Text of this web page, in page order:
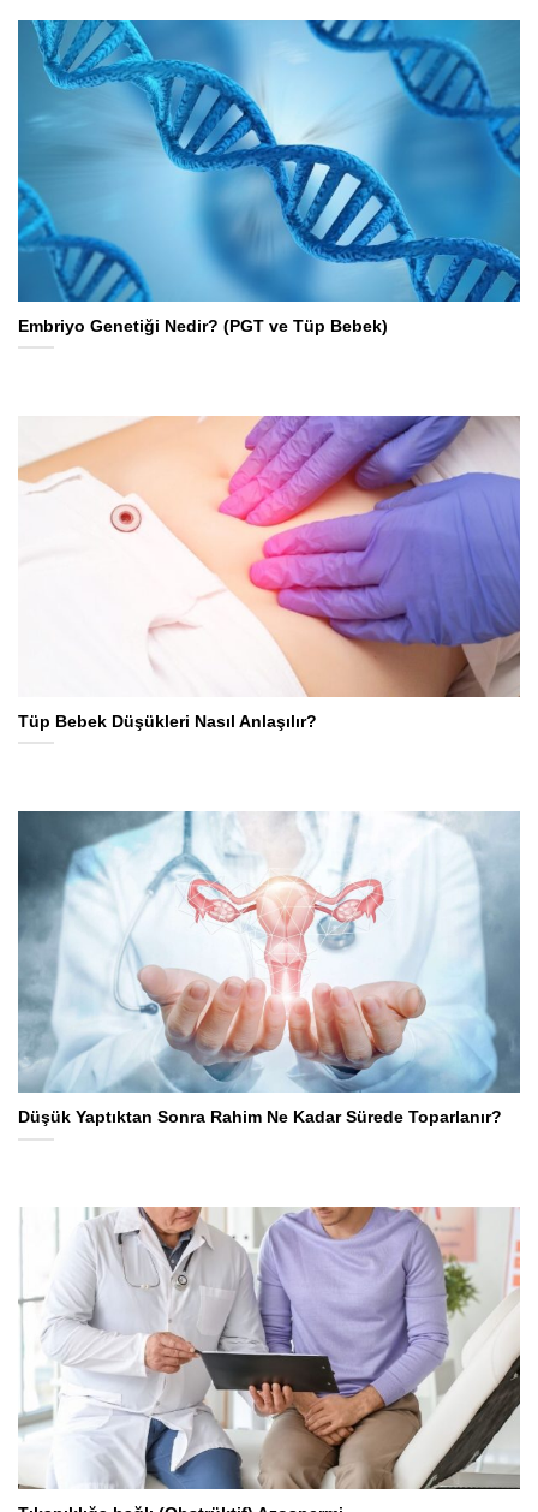
Embriyo Genetiği Nedir? (PGT ve Tüp Bebek)
Tüp Bebek Düşükleri Nasıl Anlaşılır?
Düşük Yaptıktan Sonra Rahim Ne Kadar Sürede Toparlanır?